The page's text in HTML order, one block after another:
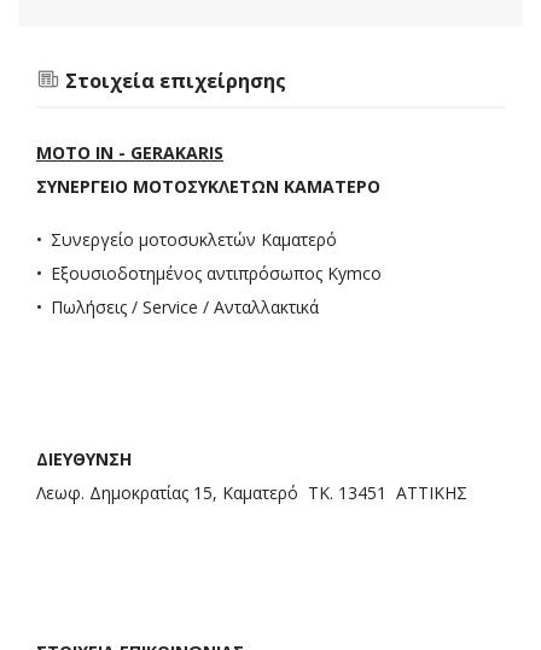
Στοιχεία επιχείρησης
MOTO IN - GERAKARIS
ΣΥΝΕΡΓΕΙΟ ΜΟΤΟΣΥΚΛΕΤΩΝ ΚΑΜΑΤΕΡΟ
Συνεργείο μοτοσυκλετών Καματερό
Εξουσιοδοτημένος αντιπρόσωπος Kymco
Πωλήσεις / Service / Ανταλλακτικά
ΔΙΕΥΘΥΝΣΗ
Λεωφ. Δημοκρατίας 15, Καματερό ΤΚ. 13451 ΑΤΤΙΚΗΣ